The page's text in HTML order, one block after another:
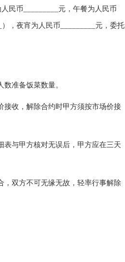
民币_________元，午餐为人民币
），夜宵为人民币_________元，委托
准备饭菜数量。
收，解除合约时甲方须按市场价接
与甲方核对无误后，甲方应在三天
双方不可无缘无故，轻率行事解除